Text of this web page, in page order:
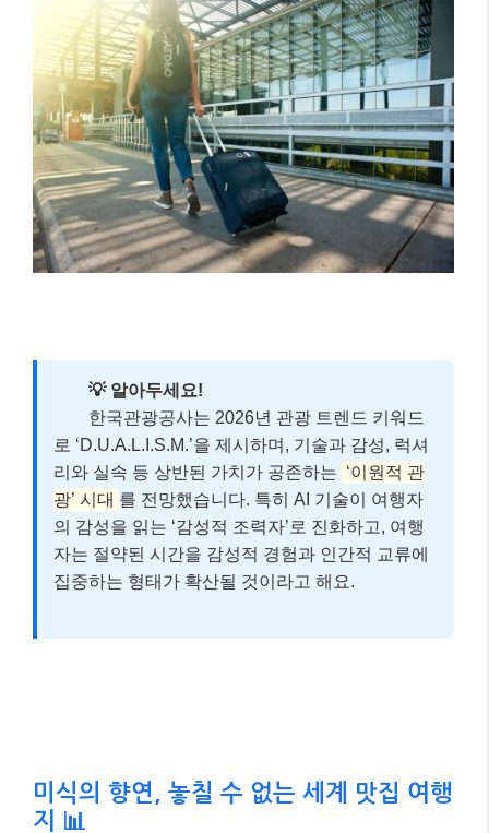
💡 알아두세요!
한국관광공사는 2026년 관광 트렌드 키워드
로 ‘D.U.A.L.I.S.M.’을 제시하며, 기술과 감성, 럭셔
리와 실속 등 상반된 가치가 공존하는 ‘이원적 관
광’ 시대 를 전망했습니다. 특히 AI 기술이 여행자
의 감성을 읽는 ‘감성적 조력자’로 진화하고, 여행
자는 절약된 시간을 감성적 경험과 인간적 교류에
집중하는 형태가 확산될 것이라고 해요.
미식의 향연, 놓칠 수 없는 세계 맛집 여행
지 📊